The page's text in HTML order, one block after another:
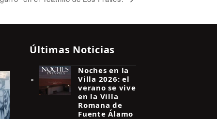
Últimas Noticias
Noches en la
Villa 2026: el
verano se vive
en la Villa
Romana de
Fuente Álamo